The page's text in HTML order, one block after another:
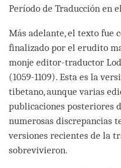
Período de Traducción en
Más adelante, el texto fue
finalizado por el erudito
monje editor-traductor
(1059-1109). Esta es la
tibetano, aunque varias
publicaciones posteriores
numerosas discrepancias
versiones recientes de la
sobrevivieron.